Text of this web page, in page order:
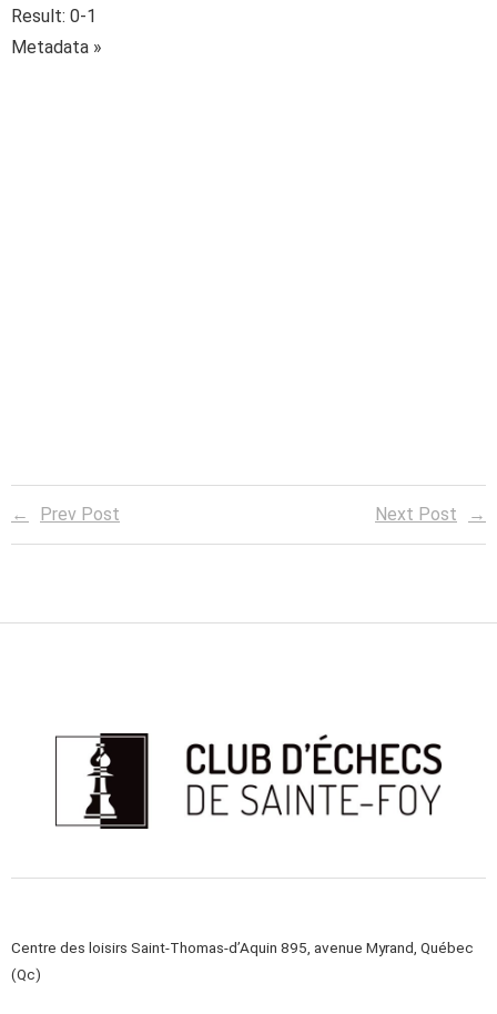
Result: 0-1
Metadata »
Prev Post Next Post
Centre des loisirs Saint-Thomas-d’Aquin 895, avenue Myrand, Québec
(Qc)